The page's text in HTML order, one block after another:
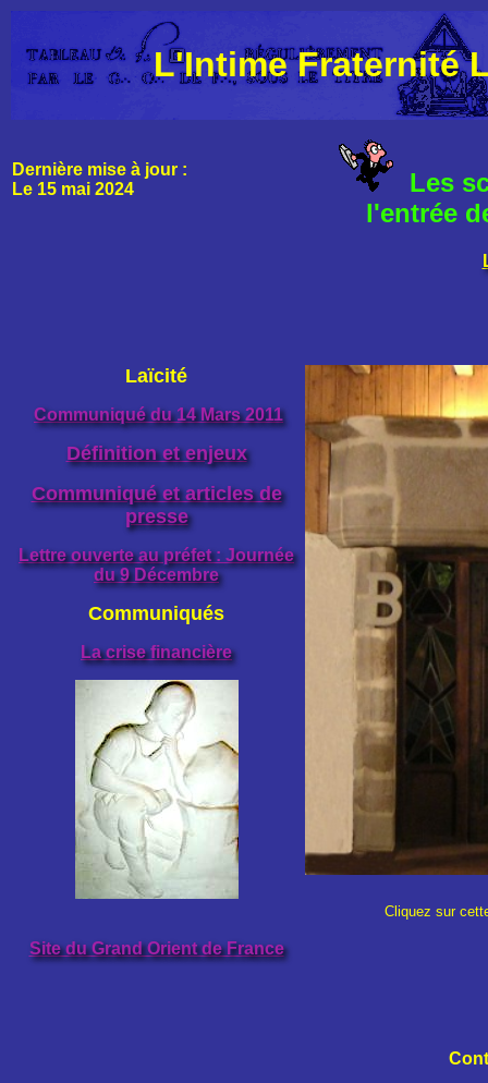
L'Intime Fraternité
Dernière mise à jour :
Le 15 mai 2024
Les
l'entrée
Laïcité
Communiqué du 14 Mars 2011
Définition et enjeux
Communiqué et articles de
presse
Lettre ouverte au préfet : Journée
du 9 Décembre
Communiqués
La crise financière
Site du Grand Orient de France
Cliquez sur